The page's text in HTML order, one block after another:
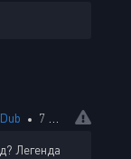
7 января 2024 13:56
Легенда